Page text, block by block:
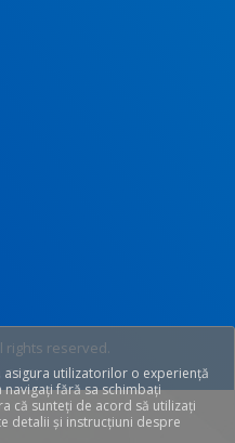
rights reserved.
O: 92]
utilizatorilor o experiență
fără sa schimbați
că sunteți de acord să utilizați
detalii și instrucțiuni despre